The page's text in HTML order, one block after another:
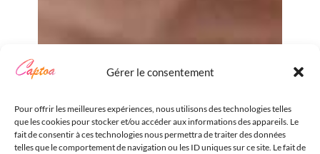
Gérer le consentement
Pour offrir les meilleures expériences, nous utilisons des technologies telles
que les cookies pour stocker et/ou accéder aux informations des appareils. Le
fait de consentir à ces technologies nous permettra de traiter des données
telles que le comportement de navigation ou les ID uniques sur ce site. Le fait de